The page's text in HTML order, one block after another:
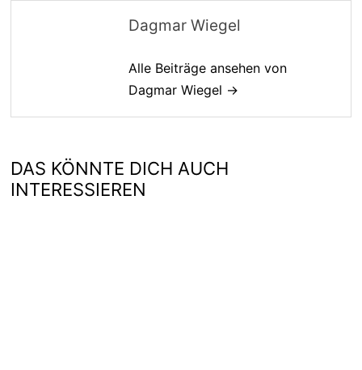
Dagmar Wiegel
Alle Beiträge ansehen von
Dagmar Wiegel →
DAS KÖNNTE DICH AUCH
INTERESSIEREN